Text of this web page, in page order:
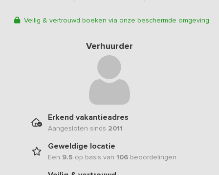
Veilig & vertrouwd boeken via onze beschermde omgeving
Verhuurder
Erkend vakantieadres
Aangesloten sinds 2011
Geweldige locatie
Een 9.5 op basis van 106 beoordelingen